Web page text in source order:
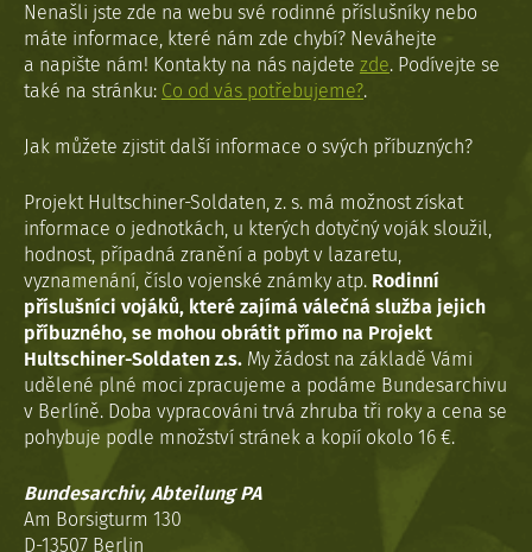
Nenašli jste zde na webu své rodinné příslušníky nebo
máte informace, které nám zde chybí? Neváhejte
a napište nám! Kontakty na nás najdete zde. Podívejte se
také na stránku: Co od vás potřebujeme?.
Jak můžete zjistit další informace o svých příbuzných?
Projekt Hultschiner-Soldaten, z. s. má možnost získat
informace o jednotkách, u kterých dotyčný voják sloužil,
hodnost, případná zranění a pobyt v lazaretu,
vyznamenání, číslo vojenské známky atp. Rodinní
příslušníci vojáků, které zajímá válečná služba jejich
příbuzného, se mohou obrátit přímo na Projekt
Hultschiner-Soldaten z.s. My žádost na základě Vámi
udělené plné moci zpracujeme a podáme Bundesarchivu
v Berlíně. Doba vypracováni trvá zhruba tři roky a cena se
pohybuje podle množství stránek a kopií okolo 16 €.
Bundesarchiv, Abteilung PA
Am Borsigturm 130
D-13507 Berlin